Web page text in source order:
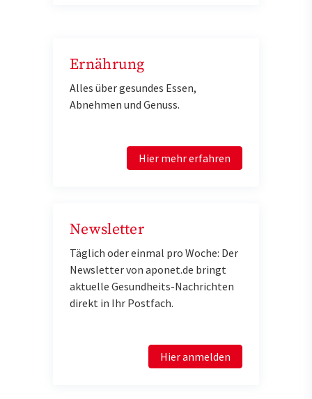
Ernährung
Alles über gesundes Essen,
Abnehmen und Genuss.
Hier mehr erfahren
Newsletter
Täglich oder einmal pro Woche: Der
Newsletter von aponet.de bringt
aktuelle Gesundheits-Nachrichten
direkt in Ihr Postfach.
Hier anmelden